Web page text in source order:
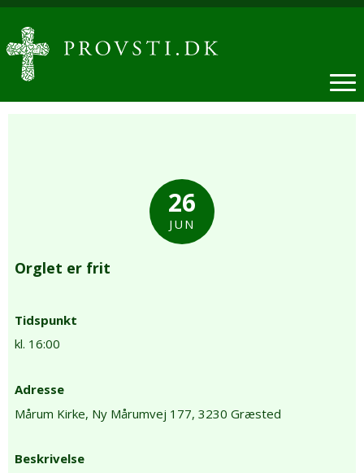
26
JUN
Orglet er frit
Tidspunkt
kl. 16:00
Adresse
Mårum Kirke, Ny Mårumvej 177, 3230 Græsted
Beskrivelse